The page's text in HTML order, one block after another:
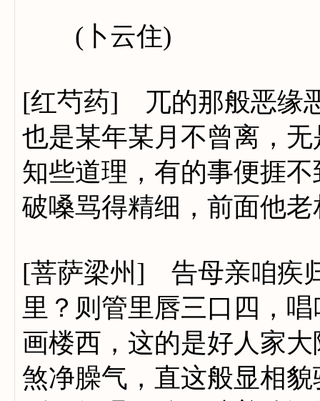
(卜云住)
[红芍药] 兀的那般恶缘
也是某年某月不曾离，
知些道理，有的事便捱
破嗓骂得精细，前面他
[菩萨梁州] 告母亲咱疾
里？则管里唇三口四，
画楼西，这的是好人家
煞净臊气，直这般显相